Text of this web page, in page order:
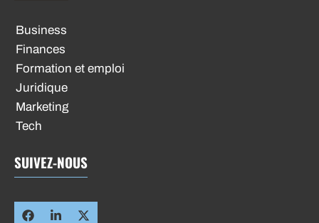
Business
Finances
Formation et emploi
Juridique
Marketing
Tech
SUIVEZ-NOUS